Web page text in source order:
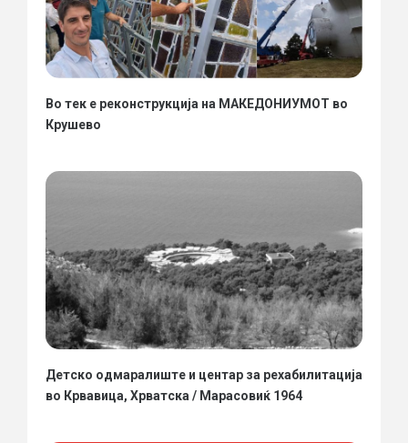
Во тек е реконструкција на МАКЕДОНИУМОТ во
Крушево
Детско одмаралиште и центар за рехабилитација
во Крвавица, Хрватска / Марасовиќ 1964